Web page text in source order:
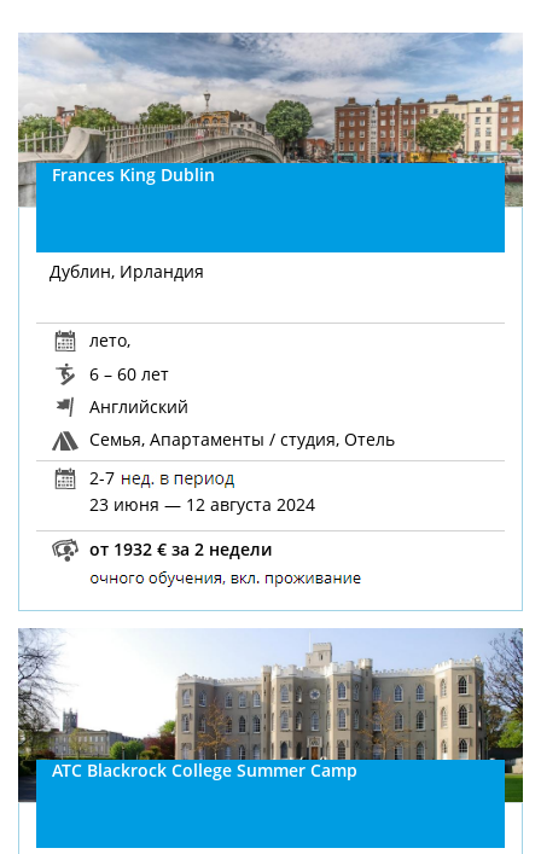
Frances King Dublin
Дублин, Ирландия
лето,
6 – 60 лет
Английский
Семья, Апартаменты / студия, Отель
2-7
23 июня — 12 августа 2024
от 1932 € за 2 недели
ATC Blackrock College Summer Camp